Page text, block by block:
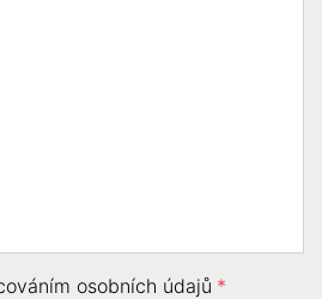
osobních údajů *